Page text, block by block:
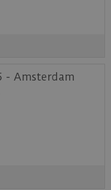
instructie.
eruit ziet bij je
Vraag dan
- Amsterdam